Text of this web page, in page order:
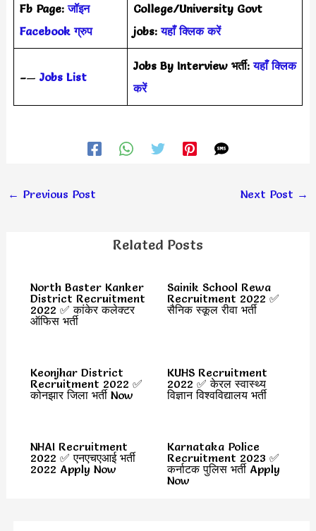
Fb Page:जॉइन
Facebook ग्रुप
College/University Govt
jobs:यहाँ क्लिक करें
–— Jobs List
Jobs By Interview भर्ती:यहाँ क्लिक
करें
← Previous Post Next Post →
Related Posts
North Baster Kanker
District Recruitment
2022 ✅ कांकेर कलेक्टर
ऑफिस भर्ती
Sainik School Rewa
Recruitment 2022 ✅
सैनिक स्कूल रीवा भर्ती
Keonjhar District
Recruitment 2022 ✅
कोनझार जिला भर्ती Now
KUHS Recruitment
2022 ✅ केरल स्वास्थ्य
विज्ञान विश्वविद्यालय भर्ती
NHAI Recruitment
2022 ✅ एनएचएआई भर्ती
2022 Apply Now
Karnataka Police
Recruitment 2023 ✅
कर्नाटक पुलिस भर्ती Apply
Now